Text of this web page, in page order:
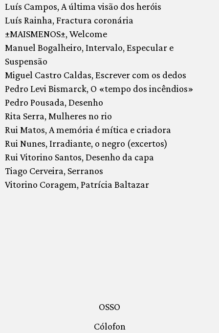
Luís Campos, A última visão dos heróis
Luís Rainha, Fractura coronária
±MAISMENOS±, Welcome
Manuel Bogalheiro, Intervalo, Especular e
Suspensão
Miguel Castro Caldas, Escrever com os dedos
Pedro Levi Bismarck, O «tempo dos incêndios»
Pedro Pousada, Desenho
Rita Serra, Mulheres no rio
Rui Matos, A memória é mítica e criadora
Rui Nunes, Irradiante, o negro (excertos)
Rui Vitorino Santos, Desenho da capa
Tiago Cerveira, Serranos
Vitorino Coragem, Patrícia Baltazar
OSSO
Cólofon